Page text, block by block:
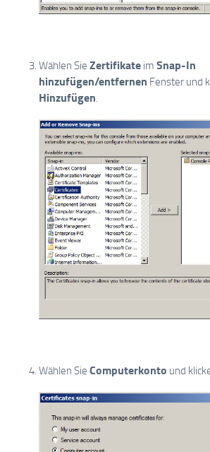
Wählen Sie Zertifikate im Snap-In
hinzufügen/entfernen Fenster und
Hinzufügen
Wählen Sie Computerkonto und